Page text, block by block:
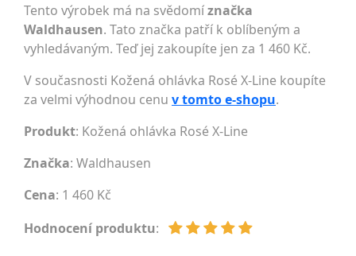
Tento výrobek má na svědomíznačka
Waldhausen. Tato značka patří k oblíbeným a
vyhledávaným. Teď jej zakoupíte jen za 1 460 Kč.
V současnosti Kožená ohlávka Rosé X-Line koupíte
za velmi výhodnou cenu v tomto e-shopu.
Produkt: Kožená ohlávka Rosé X-Line
Značka: Waldhausen
Cena: 1 460 Kč
Hodnocení produktu: